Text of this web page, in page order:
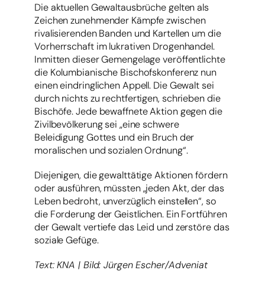
Die aktuellen Gewaltausbrüche gelten als
Zeichen zunehmender Kämpfe zwischen
rivalisierenden Banden und Kartellen um die
Vorherrschaft im lukrativen Drogenhandel.
Inmitten dieser Gemengelage veröffentlichte
die Kolumbianische Bischofskonferenz nun
einen eindringlichen Appell. Die Gewalt sei
durch nichts zu rechtfertigen, schrieben die
Bischöfe. Jede bewaffnete Aktion gegen die
Zivilbevölkerung sei „eine schwere
Beleidigung Gottes und ein Bruch der
moralischen und sozialen Ordnung“.
Diejenigen, die gewalttätige Aktionen fördern
oder ausführen, müssten „jeden Akt, der das
Leben bedroht, unverzüglich einstellen“, so
die Forderung der Geistlichen. Ein Fortführen
der Gewalt vertiefe das Leid und zerstöre das
soziale Gefüge.
Text: KNA | Bild: Jürgen Escher/Adveniat